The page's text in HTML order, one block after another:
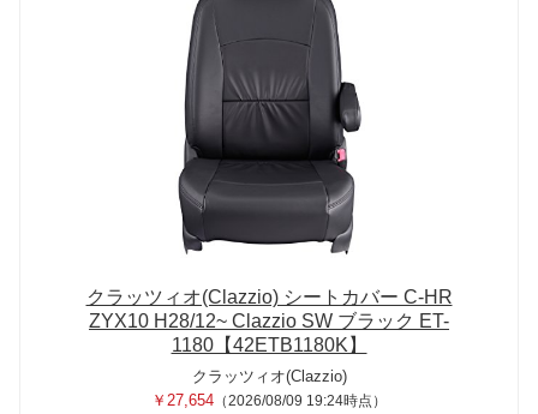
クラッツィオ(Clazzio) シートカバー C-HR
ZYX10 H28/12~ Clazzio SW ブラック ET-
1180【42ETB1180K】
クラッツィオ(Clazzio)
￥27,654 （2026/08/09 19:24時点）